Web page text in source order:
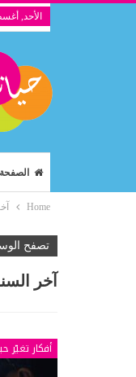
الأحد, أغسطس
Home
تصفح
آخر
أفكار تغيّر